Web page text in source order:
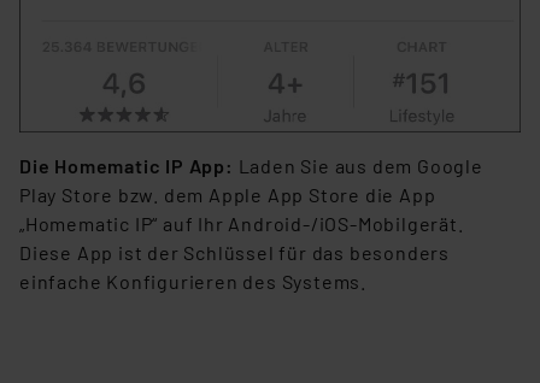
Die Homematic IP App: Laden Sie aus dem Google
Play Store bzw. dem Apple App Store die App
„Homematic IP“ auf Ihr Android-/iOS-Mobilgerät.
Diese App ist der Schlüssel für das besonders
einfache Konfigurieren des Systems.